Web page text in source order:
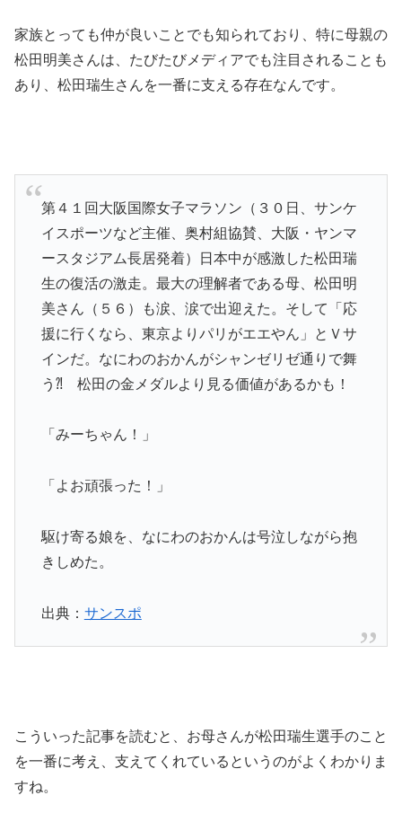
家族とっても仲が良いことでも知られており、特に母親の
松田明美さんは、たびたびメディアでも注目されることも
あり、松田瑞生さんを一番に支える存在なんです。
第４１回大阪国際女子マラソン（３０日、サンケ
イスポーツなど主催、奥村組協賛、大阪・ヤンマ
ースタジアム長居発着）日本中が感激した松田瑞
生の復活の激走。最大の理解者である母、松田明
美さん（５６）も涙、涙で出迎えた。そして「応
援に行くなら、東京よりパリがエエやん」とＶサ
インだ。なにわのおかんがシャンゼリゼ通りで舞
う⁈ 松田の金メダルより見る価値があるかも！
「みーちゃん！」
「よお頑張った！」
駆け寄る娘を、なにわのおかんは号泣しながら抱
きしめた。
出典： サンスポ
こういった記事を読むと、お母さんが松田瑞生選手のこと
を一番に考え、支えてくれているというのがよくわかりま
すね。